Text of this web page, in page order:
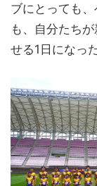
ブにとっても
も、自分たち
せる1日になっ